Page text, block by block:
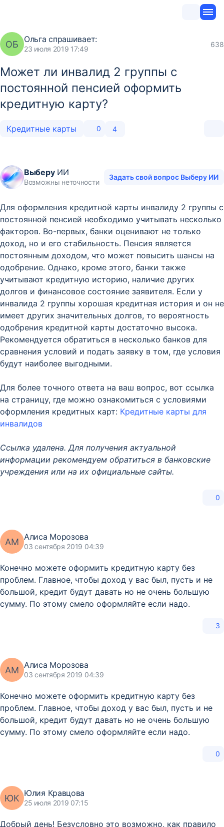
ОБ Ольга спрашивает:
23 июля 2019 17:49
638
Может ли инвалид 2 группы с
постоянной пенсией оформить
кредитную карту?
Кредитные карты 0 4
ВыберуИИ
Возможны неточности
Задать свой вопрос Выберу ИИ
Для оформления кредитной карты инвалиду 2 группы с
постоянной пенсией необходимо учитывать несколько
факторов. Во-первых, банки оценивают не только
доход, но и его стабильность. Пенсия является
постоянным доходом, что может повысить шансы на
одобрение. Однако, кроме этого, банки также
учитывают кредитную историю, наличие других
долгов и финансовое состояние заявителя. Если у
инвалида 2 группы хорошая кредитная история и он не
имеет других значительных долгов, то вероятность
одобрения кредитной карты достаточно высока.
Рекомендуется обратиться в несколько банков для
сравнения условий и подать заявку в том, где условия
будут наиболее выгодными.
Для более точного ответа на ваш вопрос, вот ссылка
на страницу, где можно ознакомиться с условиями
оформления кредитных карт: Кредитные карты для
инвалидов
Ссылка удалена. Для получения актуальной
информации рекомендуем обратиться в банковские
учреждения или на их официальные сайты.
0
АМ Алиса Морозова
03 сентября 2019 04:39
Конечно можете оформить кредитную карту без
проблем. Главное, чтобы доход у вас был, пусть и не
большой, кредит будут давать но не очень большую
сумму. По этому смело оформляйте если надо.
3
АМ Алиса Морозова
03 сентября 2019 04:39
Конечно можете оформить кредитную карту без
проблем. Главное, чтобы доход у вас был, пусть и не
большой, кредит будут давать но не очень большую
сумму. По этому смело оформляйте если надо.
0
ЮК Юлия Кравцова
25 июля 2019 07:15
Добрый день! Безусловно это возможно, как правило